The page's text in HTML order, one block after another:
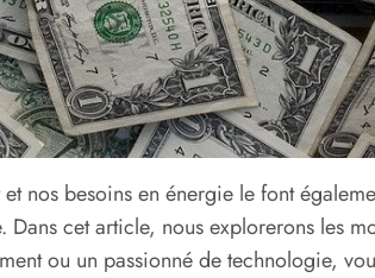
nos besoins en énergie le font
cet article, nous explorerons les
ou un passionné de technologie,